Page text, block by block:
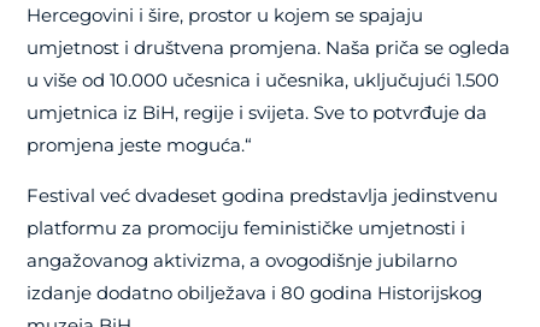
Hercegovini i šire, prostor u kojem se spajaju
umjetnost i društvena promjena. Naša priča se ogleda
u više od 10.000 učesnica i učesnika, uključujući 1.500
umjetnica iz BiH, regije i svijeta. Sve to potvrđuje da
promjena jeste moguća.“
Festival već dvadeset godina predstavlja jedinstvenu
platformu za promociju feminističke umjetnosti i
angažovanog aktivizma, a ovogodišnje jubilarno
izdanje dodatno obilježava i 80 godina Historijskog